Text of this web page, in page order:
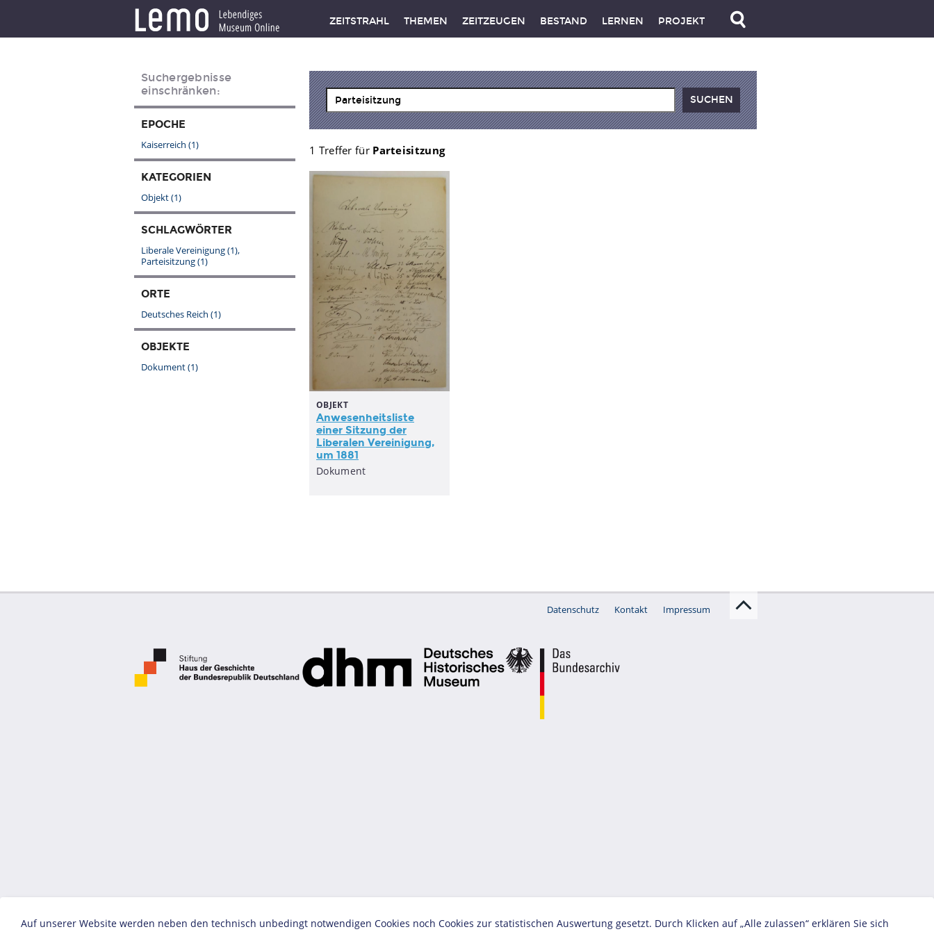
ZEITSTRAHL THEMEN ZEITZEUGEN BESTAND LERNEN PROJEKT
1 Treffer für Parteisitzung
OBJEKT
Anwesenheitsliste
einer Sitzung der
Liberalen Vereinigung,
um 1881
Dokument
Suchergebnisse
einschränken:
EPOCHE
Kaiserreich (1)
KATEGORIEN
Objekt(1)
SCHLAGWÖRTER
Liberale Vereinigung(1)
Parteisitzung(1)
ORTE
Deutsches Reich (1)
OBJEKTE
Dokument(1)
Datenschutz Kontakt Impressum
Auf unserer Website werden neben den technisch unbedingt notwendigen Cookies noch Cookies zur statistischen Auswertung gesetzt. Durch Klicken auf „Alle zulassen“ erklären Sie sich